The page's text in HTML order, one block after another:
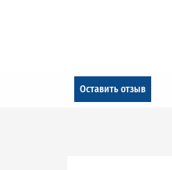
Оставить отзыв